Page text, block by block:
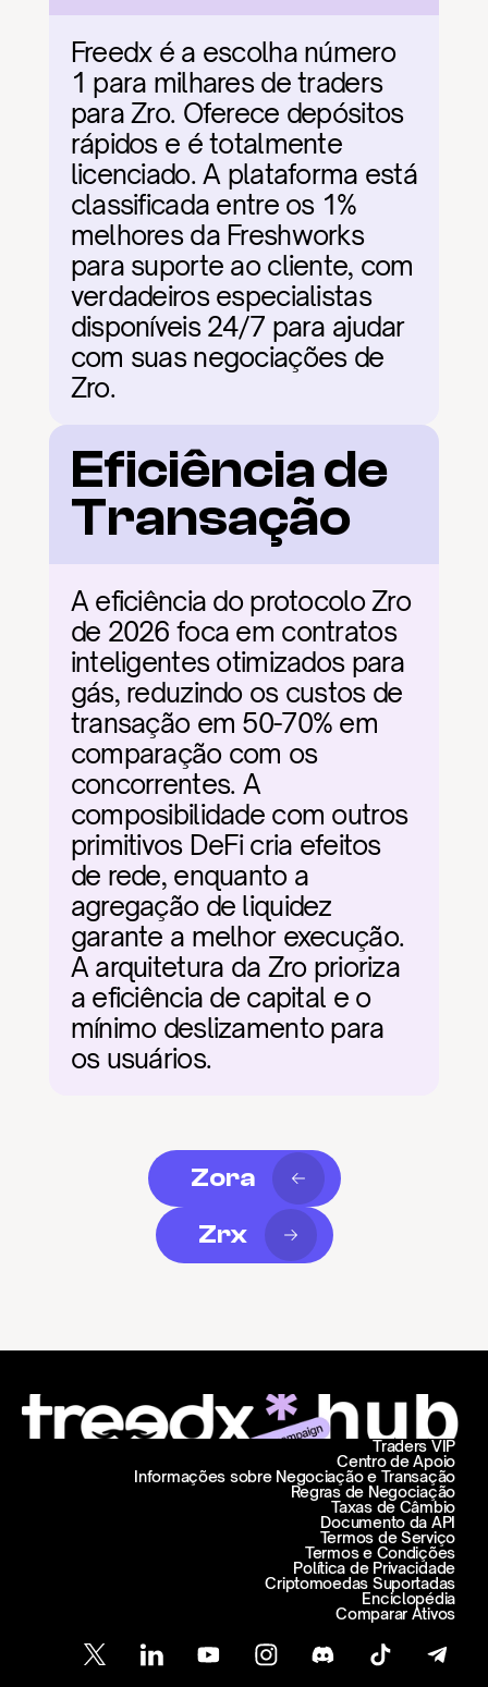
Freedx é a escolha número
1 para milhares de traders
para Zro. Oferece depósitos
rápidos e é totalmente
licenciado. A plataforma está
classificada entre os 1%
melhores da Freshworks
para suporte ao cliente, com
verdadeiros especialistas
disponíveis 24/7 para ajudar
com suas negociações de
Zro.
Eficiência de
Transação
A eficiência do protocolo Zro
de 2026 foca em contratos
inteligentes otimizados para
gás, reduzindo os custos de
transação em 50-70% em
comparação com os
concorrentes. A
composibilidade com outros
primitivos DeFi cria efeitos
de rede, enquanto a
agregação de liquidez
garante a melhor execução.
A arquitetura da Zro prioriza
a eficiência de capital e o
mínimo deslizamento para
os usuários.
Zora
Zrx
Centro de Apoio
Informações sobre Negociação e Transação
Traders VIP
Regras de Negociação
Taxas de Câmbio
Documento da API
Termos de Serviço
Termos e Condições
Política de Privacidade
Criptomoedas Suportadas
Enciclopédia
Comparar Ativos